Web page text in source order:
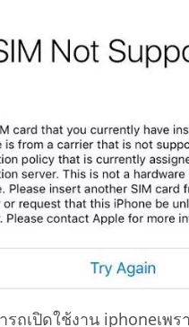
รถเปิดใช้งาน iphoneเพร